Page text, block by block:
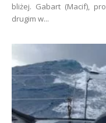
bliżej. Gabart (Macif),
drugim w...